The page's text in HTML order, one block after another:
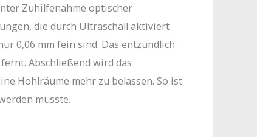
Zuhilfenahme optischer
die durch Ultraschall aktiviert
0,06 mm fein sind. Das entzündlich
Abschließend wird das
Hohlräume mehr zu belassen. So ist
müsste.